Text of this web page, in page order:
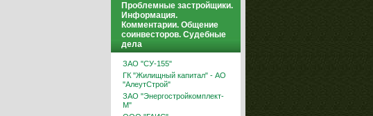
Проблемные застройщики.
Информация.
Комментарии. Общение
соинвесторов. Судебные
дела
ЗАО "СУ-155"
ГК "Жилищный капитал" - АО
"АлеутСтрой"
ЗАО "Энергостройкомплект-
М"